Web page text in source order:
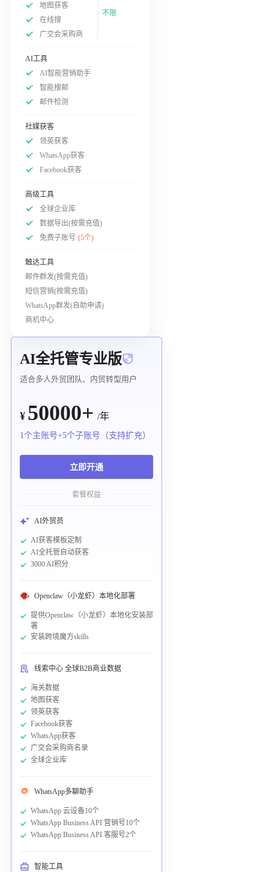
地图获客
在线搜
广交会采购商
不限
AI工具
AI智能营销助手
智能搜邮
邮件检测
社媒获客
领英获客
WhatsApp获客
Facebook获客
高级工具
全球企业库
数据导出(按需充值)
免费子账号 (5个)
触达工具
邮件群发(按需充值)
短信营销(按需充值)
WhatsApp群发(自助申请)
商机中心
AI全托管专业版
适合多人外贸团队、内贸转型用户
¥ 50000+ /年
1个主账号+5个子账号（支持扩充）
立即开通
套餐权益
AI外贸员
AI获客模板定制
AI全托管自动获客
3000 AI积分
Openclaw（小龙虾）本地化部署
提供Openclaw（小龙虾）本地化安装部
署
安装跨境魔方skills
线索中心 全球B2B商业数据
海关数据
地图获客
领英获客
Facebook获客
WhatsApp获客
广交会采购商名录
全球企业库
WhatsApp多聊助手
WhatsApp 云设备10个
WhatsApp Business API 营销号10个
WhatsApp Business API 客服号2个
智能工具